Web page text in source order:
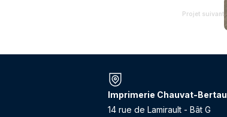
Projet suivant
Imprimerie Chauvat-Bertau
14 rue de Lamirault - Bât G